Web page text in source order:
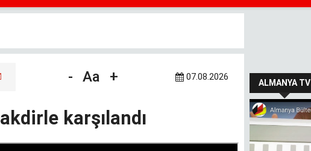
- Aa + 07.08.2026
karşılandı
ALMANYA TV